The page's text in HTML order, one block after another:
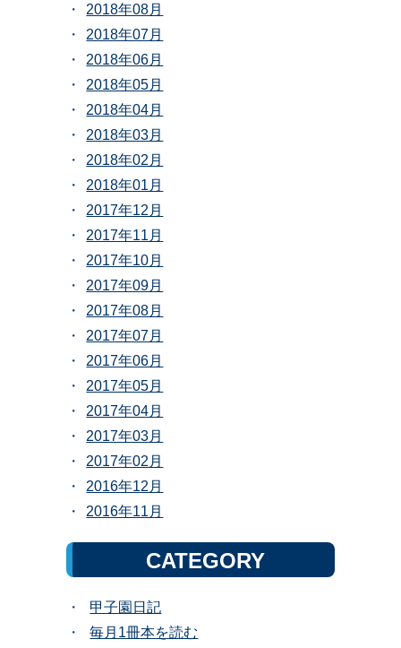
2018年08月
2018年07月
2018年06月
2018年05月
2018年04月
2018年03月
2018年02月
2018年01月
2017年12月
2017年11月
2017年10月
2017年09月
2017年08月
2017年07月
2017年06月
2017年05月
2017年04月
2017年03月
2017年02月
2016年12月
2016年11月
CATEGORY
甲子園日記
毎月1冊本を読む